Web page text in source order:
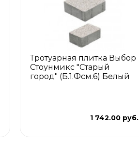
Тротуарная плитка Выбор
Стоунмикс "Старый
город" (Б.1.Фсм.6) Белый
1 742.00 руб.